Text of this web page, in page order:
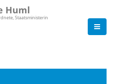
Huml
Staatsministerin